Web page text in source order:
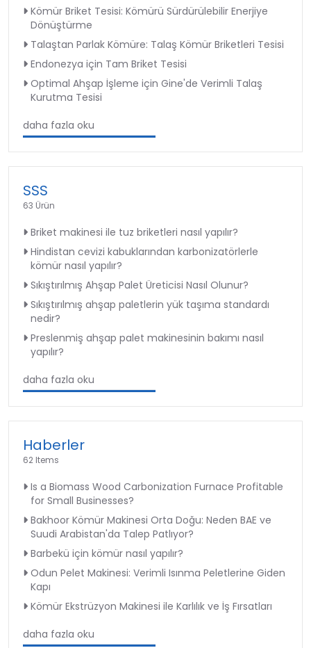
Kömür Briket Tesisi: Kömürü Sürdürülebilir Enerjiye
Dönüştürme
Talaştan Parlak Kömüre: Talaş Kömür Briketleri Tesisi
Endonezya için Tam Briket Tesisi
Optimal Ahşap İşleme için Gine'de Verimli Talaş
Kurutma Tesisi
daha fazla oku
SSS
63 Ürün
Briket makinesi ile tuz briketleri nasıl yapılır?
Hindistan cevizi kabuklarından karbonizatörlerle
kömür nasıl yapılır?
Sıkıştırılmış Ahşap Palet Üreticisi Nasıl Olunur?
Sıkıştırılmış ahşap paletlerin yük taşıma standardı
nedir?
Preslenmiş ahşap palet makinesinin bakımı nasıl
yapılır?
daha fazla oku
Haberler
62 Items
Is a Biomass Wood Carbonization Furnace Profitable
for Small Businesses?
Bakhoor Kömür Makinesi Orta Doğu: Neden BAE ve
Suudi Arabistan'da Talep Patlıyor?
Barbekü için kömür nasıl yapılır?
Odun Pelet Makinesi: Verimli Isınma Peletlerine Giden
Kapı
Kömür Ekstrüzyon Makinesi ile Karlılık ve İş Fırsatları
daha fazla oku